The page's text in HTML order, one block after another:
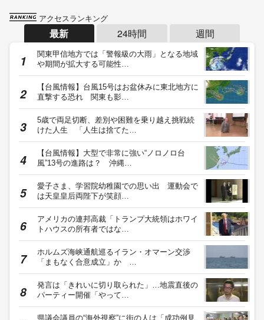
アクセスランキング
最新 24時間 週間
関東甲信地方では「警報級の大雨」となる地域
や期間が拡大する可能性…
【台風情報】台風15号はお盆休みに東北地方に
直撃する恐れ 関東も影…
5歳で両足切断、差別や困難を乗り越え挑戦続
けた人生 「人生は捨てた…
【台風情報】大型で非常に強い“ノロノロ台
風”13号の進路は？ 沖縄…
愛子さま、学習院幼稚園での思い出 運動会で
は天皇皇后両陛下が笑顔…
アメリカの連邦高裁「トランプ大統領はホワイ
トハウスの所有者ではな…
ホルムズ海峡通航巡るイラン・オマーン交渉
「まもなく合意成立」か …
発言は「きれいに切り取られた」…地震直後の
パーティー開催「やって…
県議会議員の“海外視察”に街の人は「成功例見